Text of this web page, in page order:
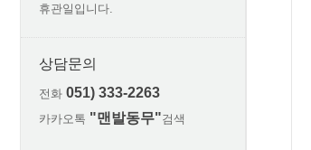
휴관일입니다.
상담문의
전화 051) 333-2263
카카오톡 "맨발동무"검색